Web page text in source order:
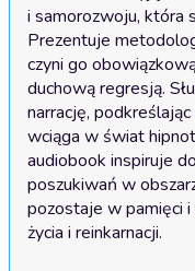
i samorozwoju, która
Prezentuje
czyni go
duchową regresją.
narrację,
wciąga w świat
audiobook inspiruje
poszukiwań w
pozostaje w pamięci
życia i reinkarnacji.